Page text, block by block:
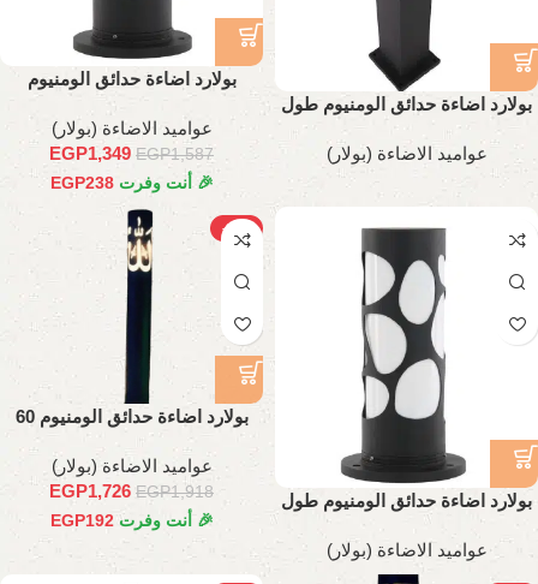
بولارد اضاءة حدائق الومنيوم طول
عواميد الاضاءة (بولار)
بولارد اضاءة حدائق الومنيوم
عواميد الاضاءة (بولار)
EGP1,587
EGP1,349
🎉 أنت وفرت EGP238
بولارد اضاءة حدائق الومنيوم طول
30 سم
عواميد الاضاءة (بولار)
-10%
بولارد اضاءة حدائق الومنيوم 60
عواميد الاضاءة (بولار)
EGP1,918
EGP1,726
🎉 أنت وفرت EGP192